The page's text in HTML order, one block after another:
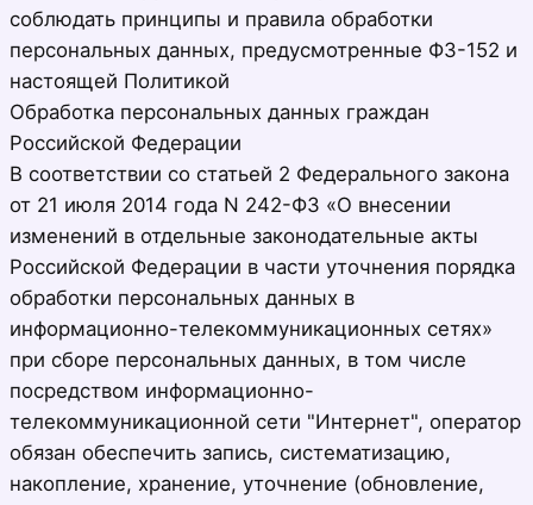
соблюдать принципы и правила обработки
персональных данных, предусмотренные ФЗ-152 и
настоящей Политикой
Обработка персональных данных граждан
Российской Федерации
В соответствии со статьей 2 Федерального закона
от 21 июля 2014 года N 242-ФЗ «О внесении
изменений в отдельные законодательные акты
Российской Федерации в части уточнения порядка
обработки персональных данных в
информационно-телекоммуникационных сетях»
при сборе персональных данных, в том числе
посредством информационно-
телекоммуникационной сети "Интернет", оператор
обязан обеспечить запись, систематизацию,
накопление, хранение, уточнение (обновление,